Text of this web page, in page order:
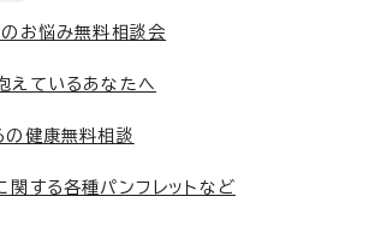
のお悩み無料相談会
えているあなたへ
の健康無料相談
関する各種パンフレットなど